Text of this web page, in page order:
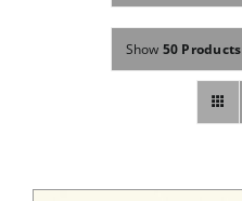
Fachbücher
Poster, Karten, Medien
Show 50 Products